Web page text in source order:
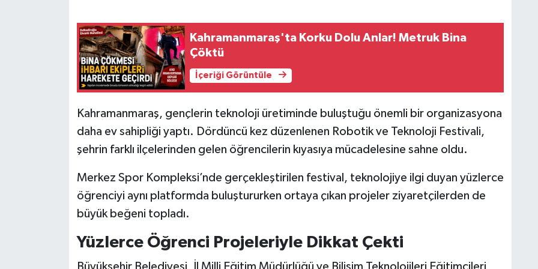
Kahramanmaraş'ta Korku Dolu Anlar! Metruk Bina
Çöktü
İçeriği Görüntüle
Kahramanmaraş, gençlerin teknoloji üretiminde buluştuğu önemli bir organizasyona
daha ev sahipliği yaptı. Dördüncü kez düzenlenen Robotik ve Teknoloji Festivali,
şehrin farklı ilçelerinden gelen öğrencilerin kıyasıya mücadelesine sahne oldu.
Merkez Spor Kompleksi’nde gerçekleştirilen festival, teknolojiye ilgi duyan yüzlerce
öğrenciyi aynı platformda buluştururken ortaya çıkan projeler ziyaretçilerden de
büyük beğeni topladı.
Yüzlerce Öğrenci Projeleriyle Dikkat Çekti
SEÇİM 2011
ÜÇÜNCÜ SAYFA
BİLİMNET
SİVİL TOPLUM
SEÇİM 2014
KİM KİMDİR
ÇEK GÖNDER